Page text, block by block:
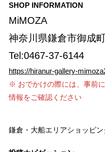
SHOP INFORMATION
MiMOZA
神奈川県鎌倉市御成
Tel:0467-37-6144
https://hiranur-gallery-
※ おでかけの際には、事前
情報をご確認ください
鎌倉・大船エリアショッピン